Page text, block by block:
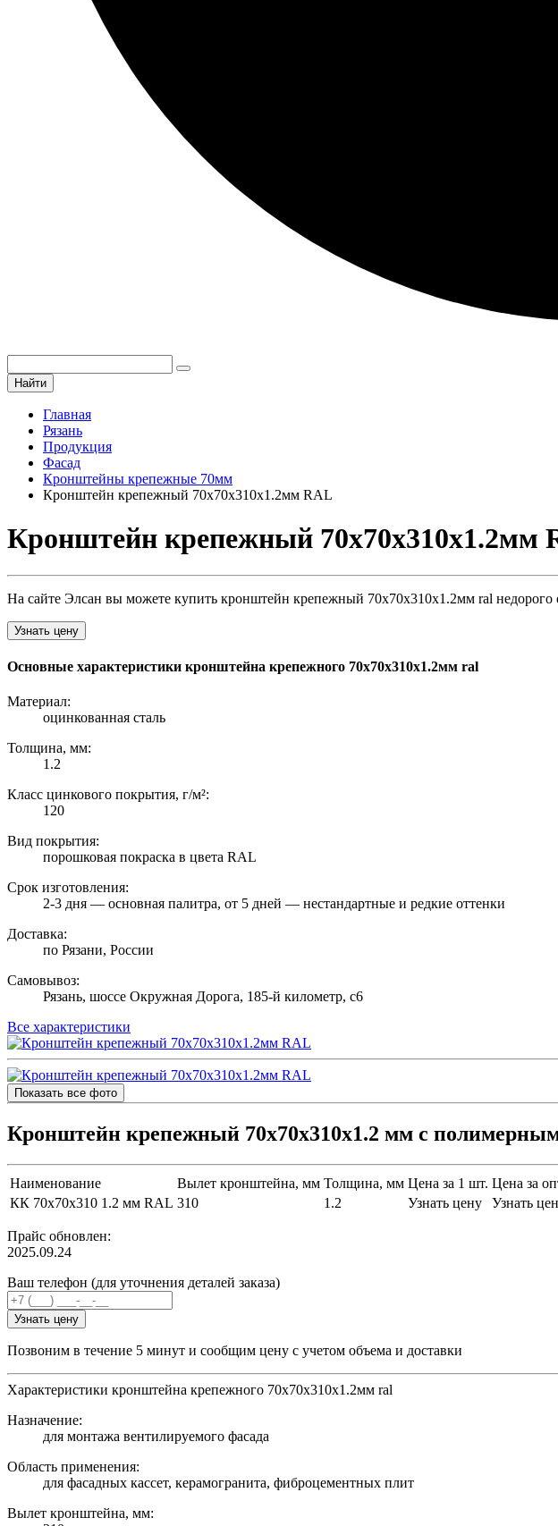
Найти
Главная
Рязань
Продукция
Фасад
Кронштейны крепежные 70мм
Кронштейн крепежный 70х70х310х1.2мм RAL
Кронштейн крепежный 70х70х310х1.2мм
На сайте Элсан вы можете купить кронштейн крепежный 70х70х310х1.2мм ral недорого
Узнать цену
Основные характеристики кронштейна крепежного 70х70х310х1.2мм ral
Материал:
оцинкованная сталь
Толщина, мм:
1.2
Класс цинкового покрытия, г/м²:
120
Вид покрытия:
порошковая покраска в цвета RAL
Срок изготовления:
2-3 дня — основная палитра, от 5 дней — нестандартные и редкие оттенки
Доставка:
по Рязани, России
Самовывоз:
Рязань, шоссе Окружная Дорога, 185-й километр, с6
Все характеристики
Показать все фото
Кронштейн крепежный 70х70х310х1.2 мм с
Наименование Вылет кронштейна, мм Толщина, мм Цена за 1 шт. Цена за
КК 70х70х310 1.2 мм RAL 310 1.2 Узнать цену Узнать
Прайс обновлен:
2025.09.24
Ваш телефон (для уточнения деталей заказа)
Узнать цену
Позвоним в течение 5 минут и сообщим цену с учетом объема и доставки
Характеристики кронштейна крепежного 70х70х310х1.2мм ral
Назначение:
для монтажа вентилируемого фасада
Область применения:
для фасадных кассет, керамогранита, фиброцементных плит
Вылет кронштейна, мм: